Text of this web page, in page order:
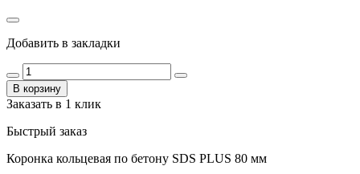
Добавить в закладки
В корзину
Заказать в 1 клик
Быстрый заказ
Коронка кольцевая по бетону SDS PLUS 80 мм